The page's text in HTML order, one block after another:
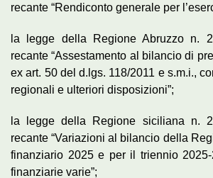
recante “Rendiconto generale per
la legge della Regione Abruzzo n.
recante “Assestamento al bilancio di
ex art. 50 del d.lgs. 118/2011 e s.m.i.,
regionali e ulteriori disposizioni”;
la legge della Regione siciliana n.
recante “Variazioni al bilancio della
finanziario 2025 e per il triennio
finanziarie varie”;